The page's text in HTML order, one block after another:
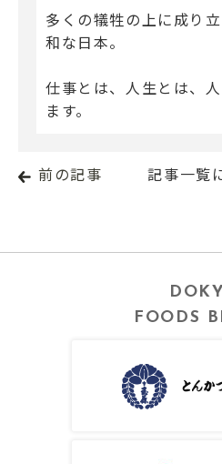
多くの犠牲の上に成り
和な日本。
仕事とは、人生とは、
ます。
前の記事 記事一覧
FOODS